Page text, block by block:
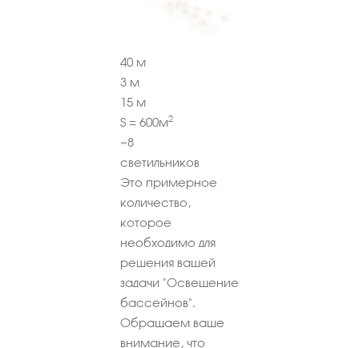
40 м
3 м
15 м
S = 600м2
~8
светильников
Это примерное
количество,
которое
необходимо для
решения вашей
задачи "Освещение
бассейнов".
Обращаем ваше
внимание, что